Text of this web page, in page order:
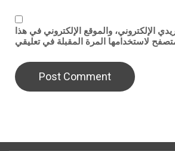
الإلكتروني، والموقع الإلكتروني في هذا